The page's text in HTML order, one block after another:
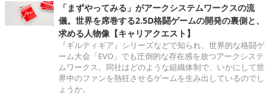
「まずやってみる」がアークシステムワークスの流
儀。世界を席巻する2.5D格闘ゲームの開発の裏側と、
求める人物像【キャリアクエスト】
『ギルティギア』シリーズなどで知られ、世界的な格闘ゲ
ーム大会「EVO」でも圧倒的な存在感を放つアークシステ
ムワークス。同社はどのような組織体制で、いかにして世
界中のファンを熱狂させるゲームを生み出しているのでし
ょうか。